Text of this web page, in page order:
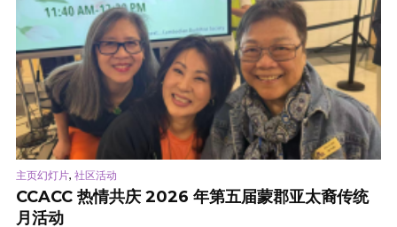
主页幻灯片, 社区活动
CCACC 热情共庆 2026 年第五届蒙郡亚太裔传统
月活动